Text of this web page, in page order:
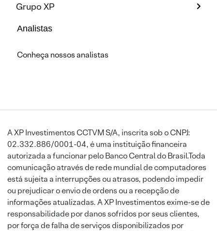
Grupo XP
Analistas
Conheça nossos analistas
A XP Investimentos CCTVM S/A, inscrita sob o CNPJ:
02.332.886/0001-04, é uma instituição financeira
autorizada a funcionar pelo Banco Central do Brasil.Toda
comunicação através de rede mundial de computadores
está sujeita a interrupções ou atrasos, podendo impedir
ou prejudicar o envio de ordens ou a recepção de
informações atualizadas. A XP Investimentos exime-se de
responsabilidade por danos sofridos por seus clientes,
por força de falha de serviços disponibilizados por